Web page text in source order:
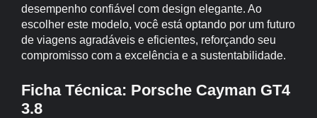
desempenho confiável com design elegante. Ao
escolher este modelo, você está optando por um futuro
de viagens agradáveis e eficientes, reforçando seu
compromisso com a excelência e a sustentabilidade.
Ficha Técnica: Porsche Cayman GT4
3.8